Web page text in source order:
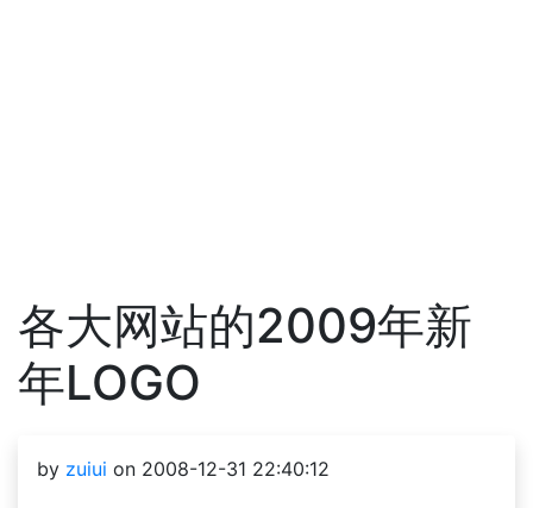
各大网站的2009年新
年LOGO
by zuiui on 2008-12-31 22:40:12